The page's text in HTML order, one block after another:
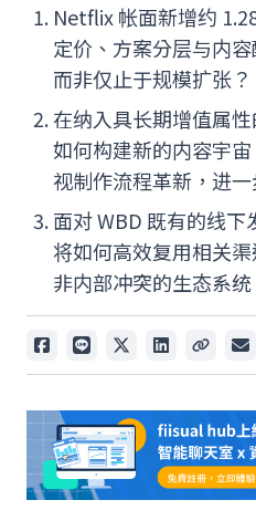
Netflix 帐面新增约
定价、方案分层与内容
而非仅止于规模扩张？
在纳入具长期增值属
如何构建新的内容宇
视制作流程革新，进
面对 WBD 既有的线
将如何高效复用相关
非内部冲突的生态系统